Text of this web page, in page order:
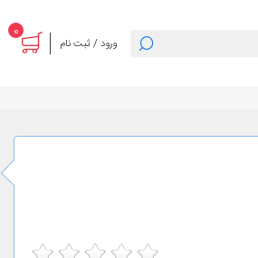
ورود / ثبت نام
0